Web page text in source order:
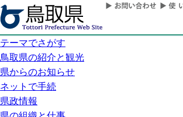
テーマでさがす
鳥取県の紹介と観光
県からのお知らせ
ネットで手続
県政情報